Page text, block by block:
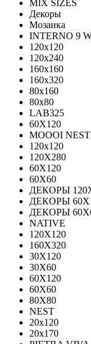
MIX SIZES
Декоры
Мозаика
INTERNO 9
120x120
120x240
160x160
160x320
80x160
80x80
LAB325
60X120
MOOOI
120x120
120Х280
60Х120
60Х60
ДЕКОРЫ
ДЕКОРЫ
ДЕКОРЫ
NATIVE
120Х120
160Х320
30X120
30X60
60X120
60X60
80Х80
NEST
20x120
20x170